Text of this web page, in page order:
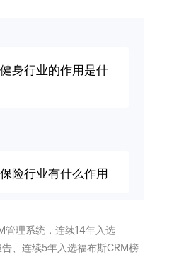
身行业的作用是什
险行业有什么作用
管理系统，连续14年入选
、连续5年入选福布斯CRM榜